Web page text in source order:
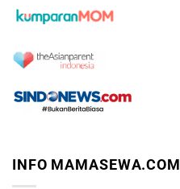
INFO MAMASEWA.COM